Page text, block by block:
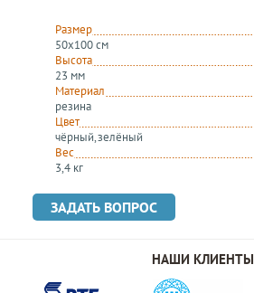
Размер
50х100 cм
Высота
23 мм
Материал
резина
Цвет
чёрный, зелёный
Вес
3,4 кг
ЗАДАТЬ ВОПРОС
НАШИ КЛИЕНТЫ